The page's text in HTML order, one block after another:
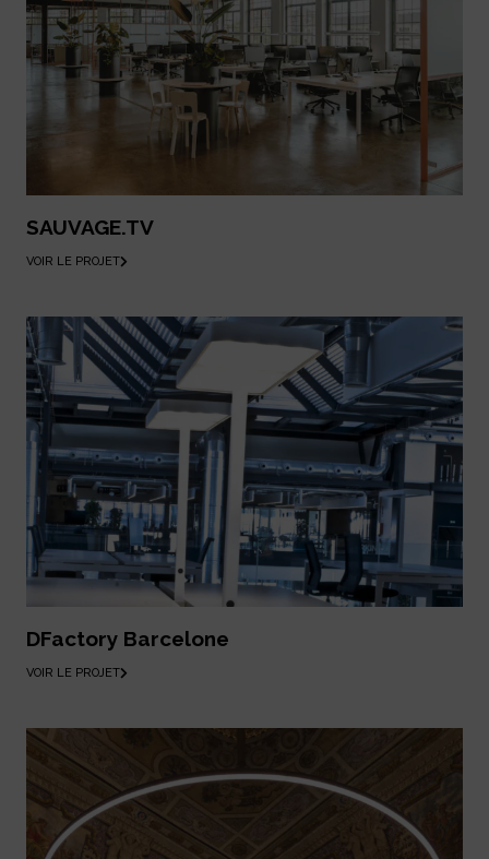
SAUVAGE.TV
VOIR LE PROJET
DFactory Barcelone
VOIR LE PROJET